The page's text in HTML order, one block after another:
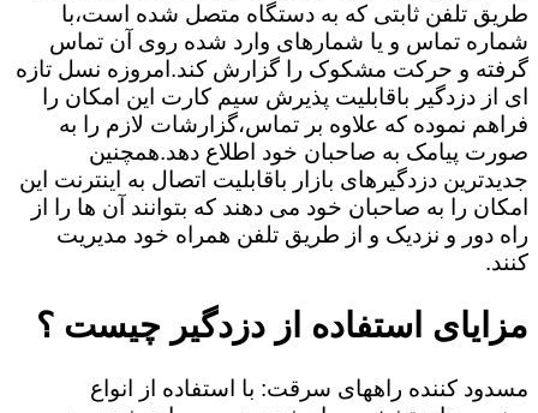
طریق تلفن ثابتی که به دستگاه متصل شده است،با
شماره تماس و یا شمارهای وارد شده روی آن تماس
گرفته و حرکت مشکوک را گزارش کند.امروزه نسل تازه
ای از دزدگیر باقابلیت پذیرش سیم کارت این امکان را
فراهم نموده که علاوه بر تماس،گزارشات لازم را به
صورت پیامک به صاحبان خود اطلاع دهد.همچنین
جدیدترین دزدگیرهای بازار باقابلیت اتصال به اینترنت این
امکان را به صاحبان خود می دهند که بتوانند آن ها را از
راه دور و نزدیک و از طریق تلفن همراه خود مدیریت
کنند.
مزایای استفاده از دزدگیر چیست ؟
مسدود کننده راههای سرقت: با استفاده از انواع